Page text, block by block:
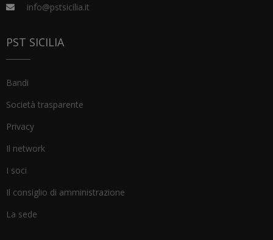
info@pstsicilia.it
PST SICILIA
Bandi
Società trasparente
Privacy
Il network
I soci
Il consiglio di amministrazione
La sede